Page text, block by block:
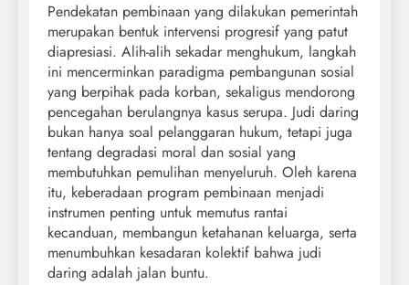
Pendekatan pembinaan yang dilakukan pemerintah
merupakan bentuk intervensi progresif yang patut
diapresiasi. Alih-alih sekadar menghukum, langkah
ini mencerminkan paradigma pembangunan sosial
yang berpihak pada korban, sekaligus mendorong
pencegahan berulangnya kasus serupa. Judi daring
bukan hanya soal pelanggaran hukum, tetapi juga
tentang degradasi moral dan sosial yang
membutuhkan pemulihan menyeluruh. Oleh karena
itu, keberadaan program pembinaan menjadi
instrumen penting untuk memutus rantai
kecanduan, membangun ketahanan keluarga, serta
menumbuhkan kesadaran kolektif bahwa judi
daring adalah jalan buntu.